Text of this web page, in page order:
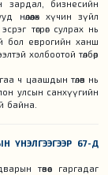
зардал, бизнесийн
нөлөөлөх хүчин зүйл
төгрөг сулрах нь
бол еврогийн ханш
холбоотой төлбөр
ч цаашдын төлөв нь
улсын санхүүгийн
байна.
67-Д
төвөөс гаргадаг